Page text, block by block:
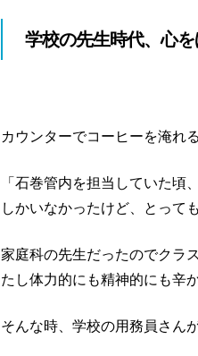
学校の先生時代、心
カウンターでコーヒーを淹れ
「石巻管内を担当していた
しかいなかったけど、とって
家庭科の先生だったのでクラ
たし体力的にも精神的にも辛か
そんな時、学校の用務員さん